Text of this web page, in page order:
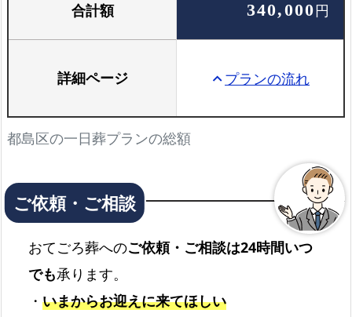
都島区の一日葬プランの総額
合計額 340,000円
詳細ページ keyboard_arrow_upプランの流れ
おてごろ葬へのご依頼・ご相談は24時間いつ
でも承ります。
・ いまからお迎えに来てほしい